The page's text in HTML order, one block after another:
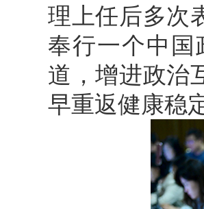
理上任后多次
奉行一个中
道，增进政治
早重返健康稳